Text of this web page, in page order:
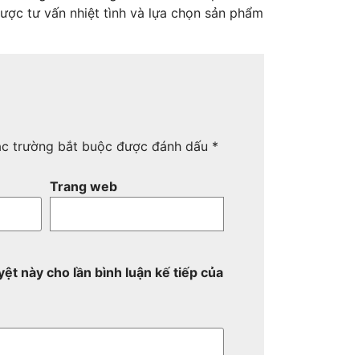
tư vấn nhiệt tình và lựa chọn sản phẩm
trường bắt buộc được đánh dấu *
Trang web
này cho lần bình luận kế tiếp của